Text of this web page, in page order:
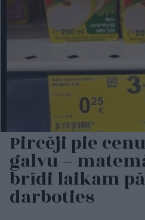
Pircēji pie
galvu –
brīdi laikam
darboties